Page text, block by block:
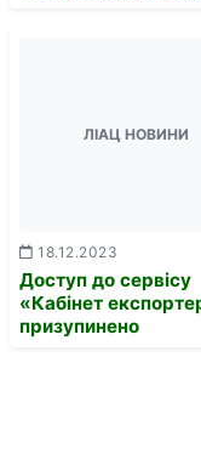
ЛІАЦ НОВИНИ
18.12.2023
Доступ до сервісу
«Кабінет
призупинено